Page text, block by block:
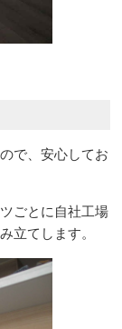
で、安心してお
ごとに自社工場
立てします。